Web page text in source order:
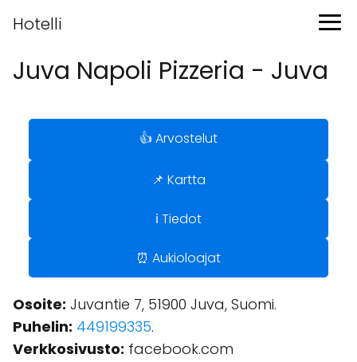
Hotelli
Juva Napoli Pizzeria - Juva
👍 Arvostelut
📌 Kartta
ℹ️ Tiedot
⏰ Aukioloajat
Osoite: Juvantie 7, 51900 Juva, Suomi.
Puhelin: 449199335.
Verkkosivusto: facebook.com